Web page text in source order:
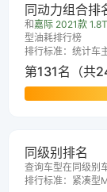
同动力组合排
和嘉际 2021款
型油耗排行榜
排行标准：统计车
第131名（共
同级别排名
查询车型在同级别
排行标准：紧凑型